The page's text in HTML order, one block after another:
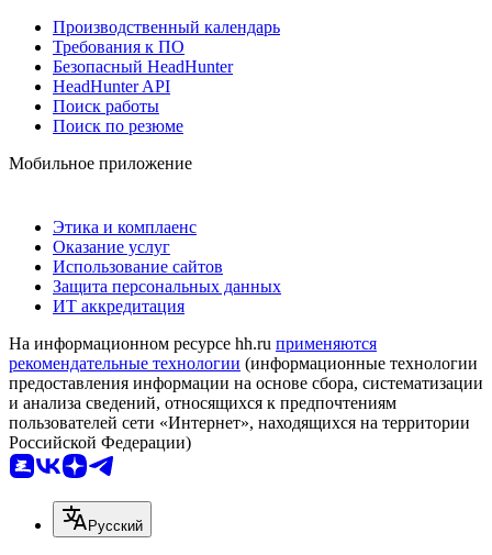
Производственный календарь
Требования к ПО
Безопасный HeadHunter
HeadHunter API
Поиск работы
Поиск по резюме
Мобильное приложение
Этика и комплаенс
Оказание услуг
Использование сайтов
Защита персональных данных
ИТ аккредитация
На информационном ресурсе hh.ru применяются
рекомендательные технологии (информационные технологии
предоставления информации на основе сбора, систематизации
и анализа сведений, относящихся к предпочтениям
пользователей сети «Интернет», находящихся на территории
Российской Федерации)
Русский